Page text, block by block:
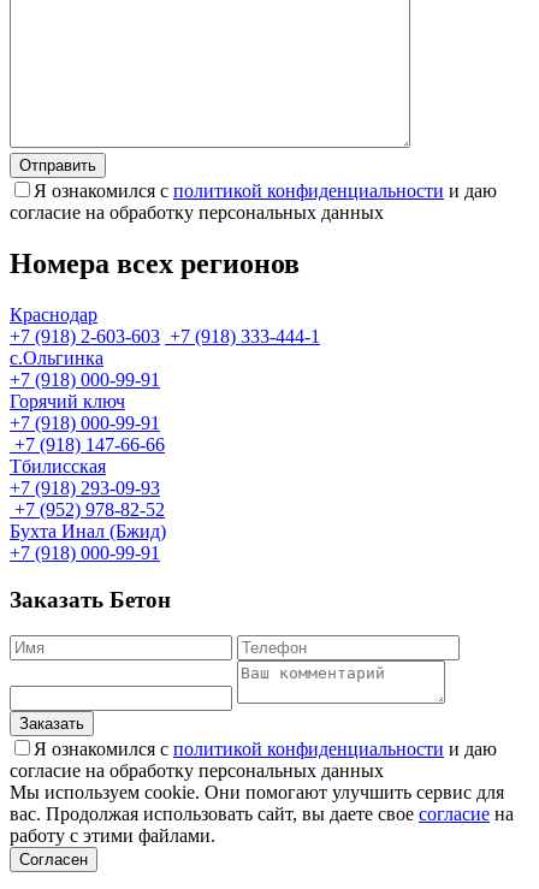
Я ознакомился с политикой конфиденциальности и даю
согласие на обработку персональных данных
Номера всех регионов
Краснодар
+7 (918) 2-603-603 +7 (918) 333-444-1
с.Ольгинка
+7 (918) 000-99-91
Горячий ключ
+7 (918) 000-99-91
+7 (918) 147-66-66
Тбилисская
+7 (918) 293-09-93
+7 (952) 978-82-52
Бухта Инал (Бжид)
+7 (918) 000-99-91
Заказать Бетон
Заказать
Я ознакомился с политикой конфиденциальности и даю
согласие на обработку персональных данных
Мы используем cookie. Они помогают улучшить сервис для
вас. Продолжая использо­вать сайт, вы даете свое согласие на
работу с этими файлами.
Согласен